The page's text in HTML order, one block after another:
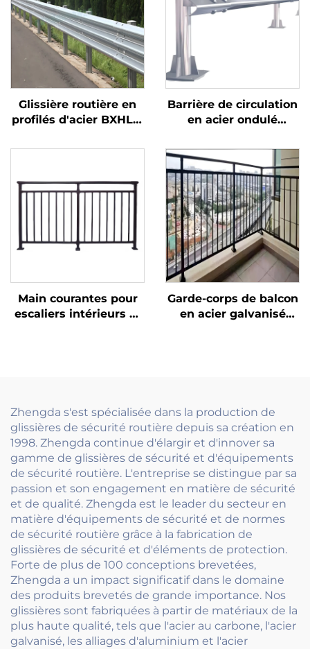
Glissière routière en
profilés d'acier BXHL11,
pour extérieur avec
Barrière de circulation
en acier ondulé
longueur 4320 mm,
certifiée ASTM A123
pour la sécurité sur
autoroutes et ponts
Main courantes pour
escaliers intérieurs et
Garde-corps de balcon
en acier galvanisé
Zhengda s'est spécialisée dans la production de
glissières de sécurité routière depuis sa création en
1998. Zhengda continue d'élargir et d'innover sa
gamme de glissières de sécurité et d'équipements
de sécurité routière. L'entreprise se distingue par sa
passion et son engagement en matière de sécurité
et de qualité. Zhengda est le leader du secteur en
matière d'équipements de sécurité et de normes
de sécurité routière grâce à la fabrication de
glissières de sécurité et d'éléments de protection.
Forte de plus de 100 conceptions brevetées,
Zhengda a un impact significatif dans le domaine
des produits brevetés de grande importance. Nos
glissières sont fabriquées à partir de matériaux de la
plus haute qualité, tels que l'acier au carbone, l'acier
galvanisé, les alliages d'aluminium et l'acier